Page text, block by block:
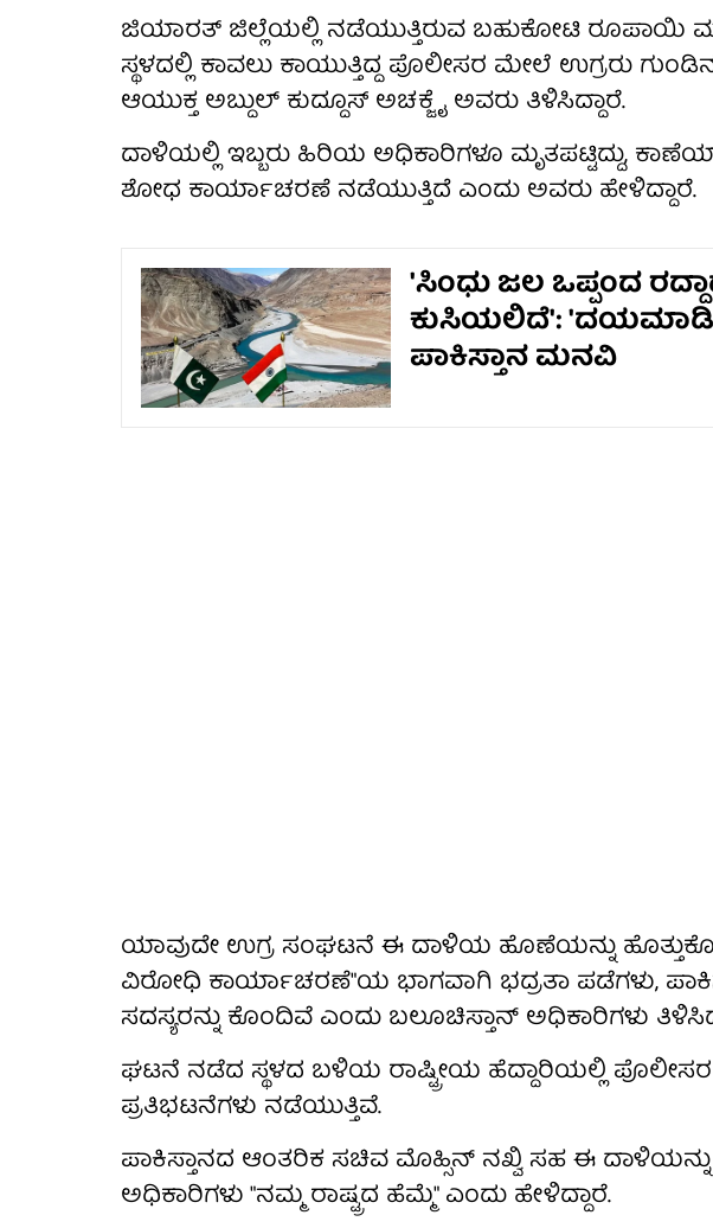
ಜಿಯಾರತ್ ಜಿಲ್ಲೆಯಲ್ಲಿ ನಡೆಯುತ್ತಿರುವ ಬಹುಕೋಟಿ ರೂಪಾಯಿ
ಸ್ಥಳದಲ್ಲಿ ಕಾವಲು ಕಾಯುತ್ತಿದ್ದ ಪೊಲೀಸರ ಮೇಲೆ ಉಗ್ರರು
ಆಯುಕ್ತ ಅಬ್ದುಲ್ ಕುದ್ದೂಸ್ ಅಚಕ್ಜೈ ಅವರು ತಿಳಿಸಿದ್ದಾರೆ.
ದಾಳಿಯಲ್ಲಿ ಇಬ್ಬರು ಹಿರಿಯ ಅಧಿಕಾರಿಗಳೂ ಮೃತಪಟ್ಟಿದ್ದು,
ಶೋಧ ಕಾರ್ಯಾಚರಣೆ ನಡೆಯುತ್ತಿದೆ ಎಂದು ಅವರು ಹೇಳಿದ್ದಾರೆ.
'ಸಿಂಧು ಜಲ ಒಪ್ಪಂದ
ಕುಸಿಯಲಿದೆ': 'ದಯಮಾಡಿ
ಪಾಕಿಸ್ತಾನ ಮನವಿ
ಯಾವುದೇ ಉಗ್ರ ಸಂಘಟನೆ ಈ ದಾಳಿಯ ಹೊಣೆಯನ್ನು
ವಿರೋಧಿ ಕಾರ್ಯಾಚರಣೆ"ಯ ಭಾಗವಾಗಿ ಭದ್ರತಾ ಪಡೆಗಳು,
ಸದಸ್ಯರನ್ನು ಕೊಂದಿವೆ ಎಂದು ಬಲೂಚಿಸ್ತಾನ್ ಅಧಿಕಾರಿಗಳು
ಘಟನೆ ನಡೆದ ಸ್ಥಳದ ಬಳಿಯ ರಾಷ್ಟ್ರೀಯ ಹೆದ್ದಾರಿಯಲ್ಲಿ
ಪ್ರತಿಭಟನೆಗಳು ನಡೆಯುತ್ತಿವೆ.
ಪಾಕಿಸ್ತಾನದ ಆಂತರಿಕ ಸಚಿವ ಮೊಹ್ಸಿನ್ ನಖ್ವಿ ಸಹ ಈ ದಾಳಿಯನ್ನು
ಅಧಿಕಾರಿಗಳು "ನಮ್ಮ ರಾಷ್ಟ್ರದ ಹೆಮ್ಮೆ" ಎಂದು ಹೇಳಿದ್ದಾರೆ.